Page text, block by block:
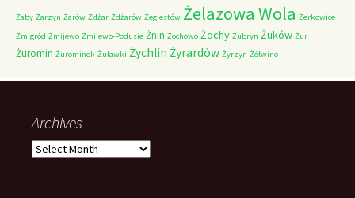
Żaby Żarzyn Żarów Żdżar Żdżarów Żegiestów Żelazowa Wola Żerkowice
Żmigród Żmijewo Żmijewo-Podusie Żnin Żochowo Żochy Żubryn Żuków Żur
Żuromin Żurominek Żuławki Żychlin Żyrardów Żyrzyn Żółwino
Archives
Archives